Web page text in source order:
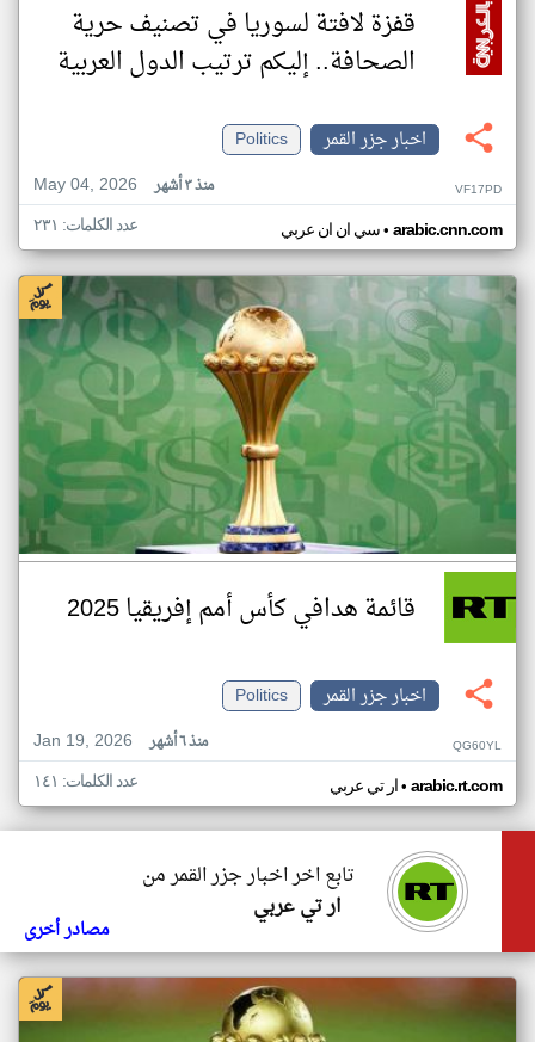
قفزة لافتة لسوريا في تصنيف حرية
الصحافة.. إليكم ترتيب الدول العربية
اخبار جزر القمر
Politics
May 04, 2026
منذ ٣ أشهر VF17PD
سي ان ان عربي• arabic.cnn.com عدد الكلمات: ٢٣١
قائمة هدافي كأس أمم إفريقيا 2025
اخبار جزر القمر
Politics
Jan 19, 2026
منذ ٦ أشهر QG60YL
ار تي عربي• arabic.rt.com عدد الكلمات: ١٤١
تابع اخر اخبار جزر القمر من
ار تي عربي
مصادر أخرى